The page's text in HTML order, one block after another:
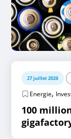
27 juillet 2026
Energie,
100